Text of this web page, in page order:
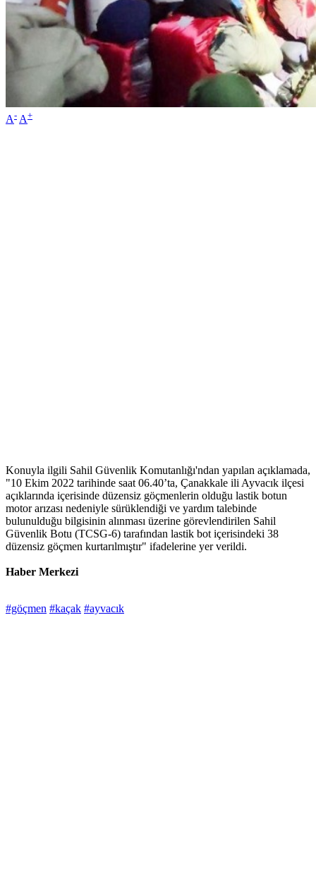
A- A+
Konuyla ilgili Sahil Güvenlik Komutanlığı'ndan yapılan açıklamada,
"10 Ekim 2022 tarihinde saat 06.40’ta, Çanakkale ili Ayvacık ilçesi
açıklarında içerisinde düzensiz göçmenlerin olduğu lastik botun
motor arızası nedeniyle sürüklendiği ve yardım talebinde
bulunulduğu bilgisinin alınması üzerine görevlendirilen Sahil
Güvenlik Botu (TCSG-6) tarafından lastik bot içerisindeki 38
düzensiz göçmen kurtarılmıştır" ifadelerine yer verildi.
Haber Merkezi
#göçmen #kaçak #ayvacık